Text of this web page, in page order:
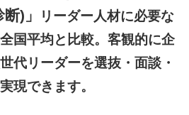
)」
リーダー人材に必要な
国平均と比較。客観的に企
代リーダーを選抜・面談・
現できます。